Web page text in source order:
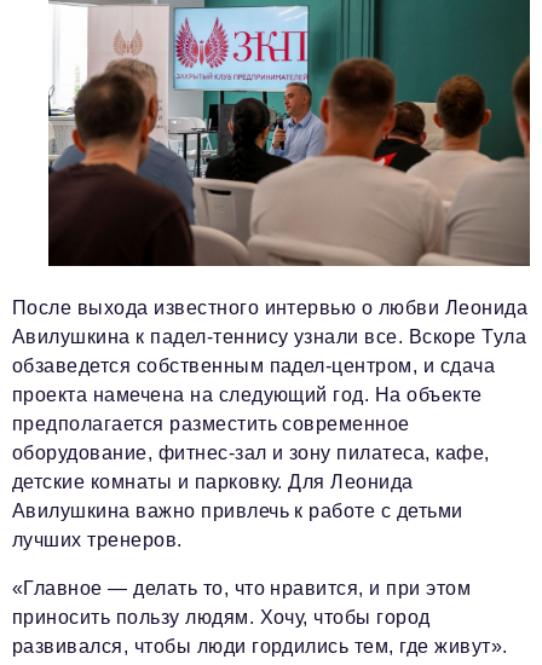
После выхода известного интервью о любви Леонида
Авилушкина к падел-теннису узнали все. Вскоре Тула
обзаведется собственным падел-центром, и сдача
проекта намечена на следующий год. На объекте
предполагается разместить современное
оборудование, фитнес-зал и зону пилатеса, кафе,
детские комнаты и парковку. Для Леонида
Авилушкина важно привлечь к работе с детьми
лучших тренеров.
«Главное — делать то, что нравится, и при этом
приносить пользу людям. Хочу, чтобы город
развивался, чтобы люди гордились тем, где живут».